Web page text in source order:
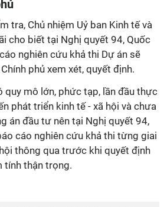
tra, Chủ nhiệm Uỷ ban Kinh tế và
cho biết tại Nghị quyết 94, Quốc
nghiên cứu khả thi Dự án sẽ
phủ xem xét, quyết định.
quy mô lớn, phức tạp, lần đầu thực
phát triển kinh tế - xã hội và chưa
án đầu tư nên tại Nghị quyết 94,
cáo nghiên cứu khả thi từng giai
thông qua trước khi quyết định
tính thận trọng.